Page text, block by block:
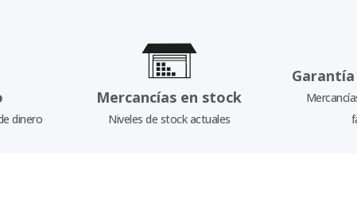
dinero
Mercancías en stock
Niveles de stock actuales